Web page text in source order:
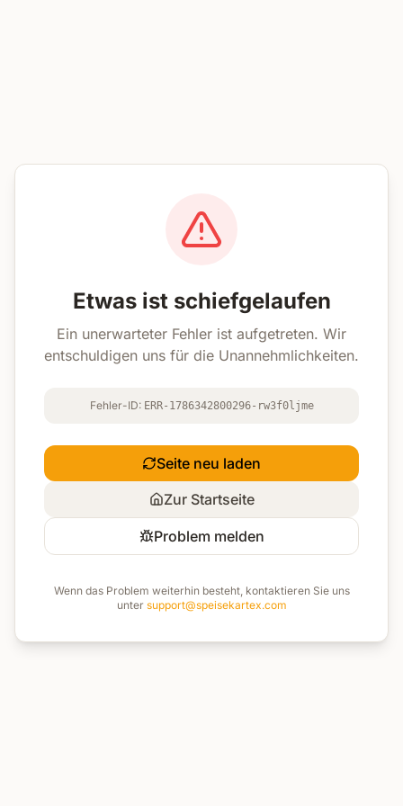
Etwas ist schiefgelaufen
Ein unerwarteter Fehler ist aufgetreten. Wir
entschuldigen uns für die Unannehmlichkeiten.
Fehler-ID: ERR-1786342800296-rw3f0ljme
Seite neu laden
Zur Startseite
Problem melden
Wenn das Problem weiterhin besteht, kontaktieren Sie uns
unter support@speisekartex.com